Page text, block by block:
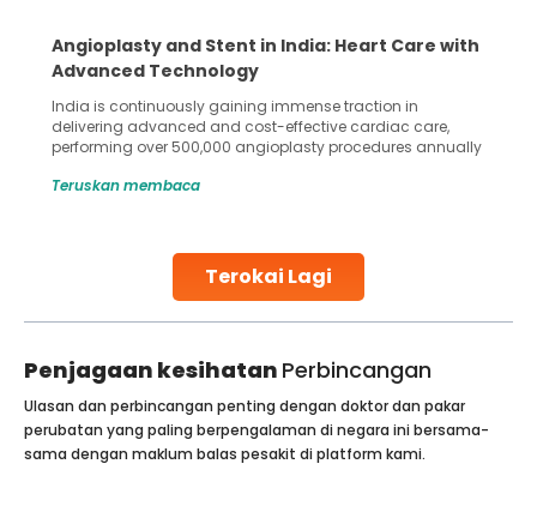
Terokai Lagi
Angioplasty and Stent in India: Heart Care with
Advanced Technology
India is continuously gaining immense traction in
delivering advanced and cost-effective cardiac care,
performing over 500,000 angioplasty procedures annually
globe are searching for treatments like angioplasty and
Studies, such as one published
Teruskan membaca
Penjagaan kesihatan Perbincangan
Ulasan dan perbincangan penting dengan doktor dan pakar
perubatan yang paling berpengalaman di negara ini bersama-
sama dengan maklum balas pesakit di platform kami.